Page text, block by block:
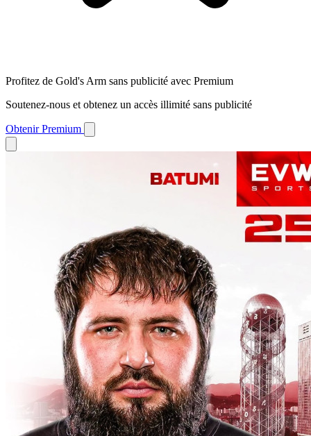
Profitez de Gold's Arm sans publicité avec Premium
Soutenez-nous et obtenez un accès illimité sans publicité
Obtenir Premium